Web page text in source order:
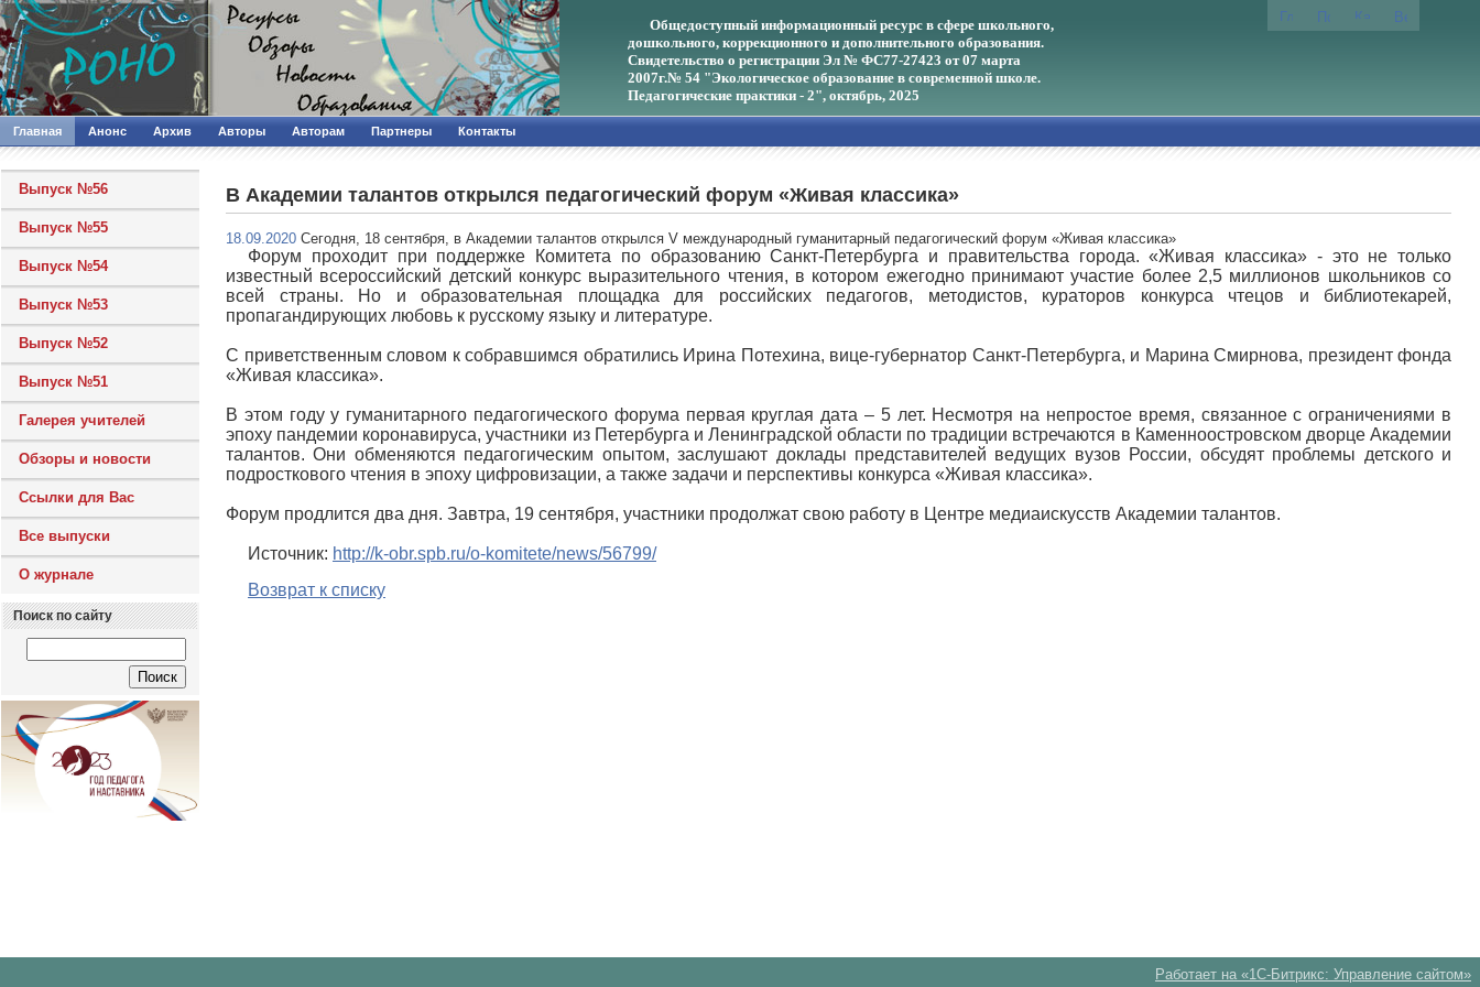
Общедоступный информационный ресурс в сфере школьного,
дошкольного, коррекционного и дополнительного образования.
Свидетельство о регистрации Эл № ФС77-27423 от 07 марта
2007г.№ 54 "Экологическое образование в современной школе.
Педагогические практики - 2", октябрь, 2025
Главная Анонс Архив Авторы Авторам Партнеры Контакты
Выпуск №56
Выпуск №55
Выпуск №54
Выпуск №53
Выпуск №52
Выпуск №51
Галерея учителей
Обзоры и новости
Ссылки для Вас
Все выпуски
О журнале
Поиск по сайту
В Академии талантов открылся педагогический форум «Живая классика»
18.09.2020 Сегодня, 18 сентября, в Академии талантов открылся V международный гуманитарный педагогический форум «Живая классика»
Форум проходит при поддержке Комитета по образованию Санкт-Петербурга и правительства города. «Живая классика» - это не только
известный всероссийский детский конкурс выразительного чтения, в котором ежегодно принимают участие более 2,5 миллионов школьников со
всей страны. Но и образовательная площадка для российских педагогов, методистов, кураторов конкурса чтецов и библиотекарей,
пропагандирующих любовь к русскому языку и литературе.
С приветственным словом к собравшимся обратились Ирина Потехина, вице-губернатор Санкт-Петербурга, и Марина Смирнова, президент фонда
«Живая классика».
В этом году у гуманитарного педагогического форума первая круглая дата – 5 лет. Несмотря на непростое время, связанное с ограничениями в
эпоху пандемии коронавируса, участники из Петербурга и Ленинградской области по традиции встречаются в Каменноостровском дворце Академии
талантов. Они обменяются педагогическим опытом, заслушают доклады представителей ведущих вузов России, обсудят проблемы детского и
подросткового чтения в эпоху цифровизации, а также задачи и перспективы конкурса «Живая классика».
Форум продлится два дня. Завтра, 19 сентября, участники продолжат свою работу в Центре медиаискусств Академии талантов.
Источник: http://k-obr.spb.ru/o-komitete/news/56799/
Возврат к списку
Работает на «1С-Битрикс: Управление сайтом»